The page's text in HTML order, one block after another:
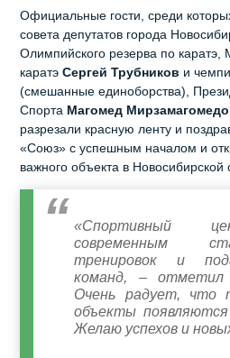
Официальные гости, среди
совета депутатов города
Олимпийского резерва по каратэ,
каратэСергей Трубников и
(смешанные единоборства),
Спорта Магомед
разрезали красную ленту и
«Союз» с успешным началом и
важного объекта в Новосибирской
«Спортивный
современным
тренировок и
команд, –
Очень радует, что
объекты
Желаю успехов и